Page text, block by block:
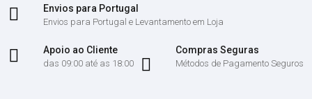
Envios para Portugal
Envios para Portugal e Levantamento em Loja
Apoio ao Cliente
das 09:00 até as 18:00
Compras Seguras
Métodos de Pagamento Seguros